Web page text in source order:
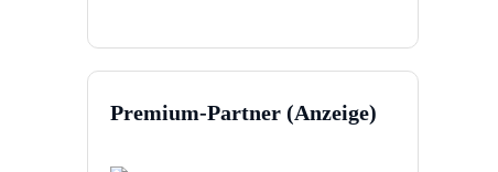
Premium-Partner (Anzeige)